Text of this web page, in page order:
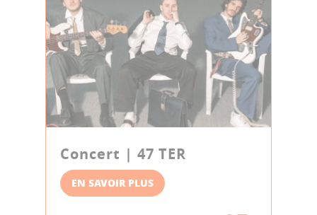
Concert | 47 TER
EN SAVOIR PLUS